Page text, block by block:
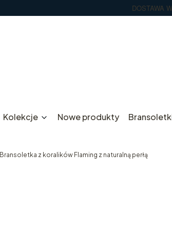
DOSTAWA
Kolekcje Nowe produkty
Bransoletka z koralików Flaming z naturalną perłą